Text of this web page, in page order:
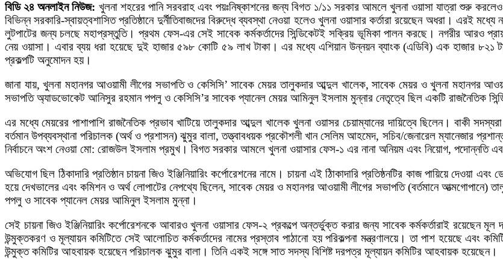
বিডি ২৪ অনলাইন নিউজ: খুলনা শহরের পানি সরবরাহ এবং পয়ঃনিষ্কাশনের জন্য বিগত ১/১১ সরকার আমলে খুলনা ওয়াসা যাত্রা শুরু
বিভিন্ন সরকারি-স্বায়ত্বশাসিত প্রতিষ্ঠানে দুর্নীতিবাজদের বিরুদ্ধে ব্যবস্থা নেওয়া হলেও খুলনা ওয়াসার কর্তারা রয়েছেন অধরা। এরই
লুটপাটের জন্য চলছে মহাপ্রস্তুতি। প্রথম ফেস-এর সেই সাবেক কর্মকর্তাদের সিন্ডিকেটই সক্রিয় ভূমিকা পালন করছে। নগরীর আরও
নেয় ওয়াসা। এবার ব্যয় ধরা হয়েছে দুই হাজার ৫৯৮ কোটি ৫৯ লাখ টাকা। এর মধ্যে এশিয়ান উন্নয়ন ব্যাংক (এডিবি) এক হাজার
প্রকল্পটি অনুমোদন হয়।
জানা যায়, খুলনা মহানগর আওয়ামী লীগের সভাপতি ও কেসিসি’ সাবেক মেয়র তালুকদার আব্দুল খালেক, সাবেক মেয়র ও খুলনা মহানগর
সভাপতি অ্যাডভোকেট আনিসুর রহমান পপলু ও কেসিসি’র সাবেক প্যানেল মেয়র আমিনুল ইসলাম মুন্নার নেতৃত্বে ছিল একটি রাজনৈতিক
এর মধ্যে মেয়রের পাশাপাশি রাজনৈতিক প্রভাব খাটিয়ে তালুকদার আব্দুল খালেক খুলনা ওয়াসর চেয়াম্যানের দায়িত্বে ছিলেন। বাকী
বর্তমান উপব্যবস্থানা পরিচালক (অর্থ ও প্রশাসন) ঝুমুর বালা, তত্ত্বাবধয়ক প্রকৌশলী খান সেলিম আহমেদ, সচিব/জেনারেল ম্যানেজার
নির্বাচনে অংশ নেওয়া মো: রোজউল ইসলাম প্রমুখ। বিগত সরকার আমলে খুলনা ওয়াসার ফেস-১ এর নানা অনিয়ম এবং নিয়োগ, পদোন্নতি এবং
অভিযোগ ছিল ঠিকাদারি প্রতিষ্ঠান চায়না জিও ইঞ্জিনিয়ারিং কর্পোরেশনের নামে। চায়না এই ঠিাকাদারি প্রতিষ্ঠনটির কাজ পায়িয়ে
হয়ে দেখভালের এবং কমিশন ও অর্থ লোপাটের নেপথ্যে ছিলেন, সাবেক মেয়র ও মহানগর আওয়ামী লীগের সভাপতি (বর্তমানে
পপলু ও সাবেক প্যানেল মেয়র আমিনুল ইসলাম মুন্না।
সেই চায়না জিও ইঞ্জিনিয়ারিং কর্পোরেশনকে আবারও খুলনা ওয়াসার ফেস-২ প্রকল্পে অন্তর্ভুক্ত করার জন্য সাবেক কর্মকর্তারাই
উন্মুক্তকরণ ও মূল্যায়ন কমিটিতে সেই আলোচিত কর্মকর্তাদের নামের প্রস্তাব পাঠানো হয় পরিকল্পনা মন্ত্রণালয়ে। তা পাশ হয়েছে এবং
উন্মুক্ত কমিটির আহবায়ক হয়েছেন পরিচালক ঝুমুর বালা। তিনি একই সঙ্গে সাত সদস্য বিশিষ্ট দরপত্র মূল্যায়ন কমিটির আহবায়ক হয়েছেন।